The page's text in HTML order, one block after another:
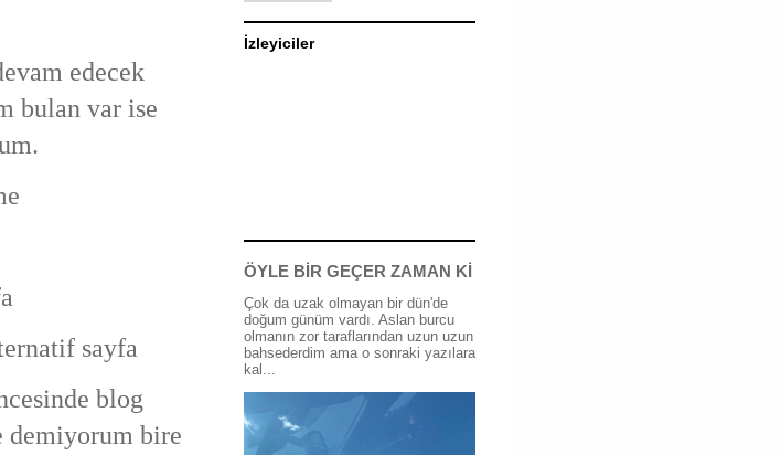
edecek
bulan var ise
sayfa
blog
demiyorum bire
İzleyiciler
ÖYLE BİR GEÇER ZAMAN Kİ
Çok da uzak olmayan bir dün'de
doğum günüm vardı. Aslan burcu
olmanın zor taraflarından uzun uzun
bahsederdim ama o sonraki yazılara
kal...